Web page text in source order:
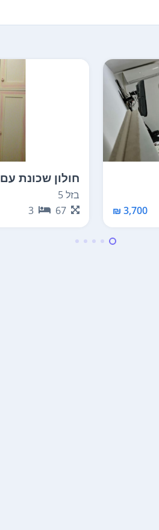
3,700 ₪
חולון שכונת עם
בזל 5
67
3